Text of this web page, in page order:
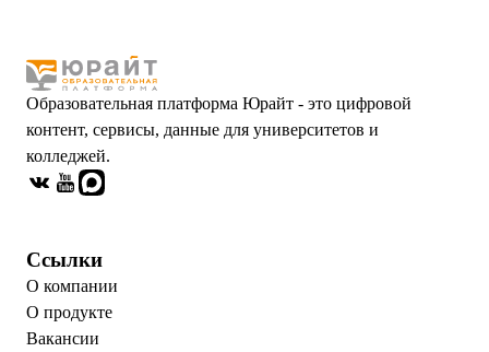
Образовательная платформа Юрайт - это цифровой
контент, сервисы, данные для университетов и
колледжей.
Ссылки
О компании
О продукте
Вакансии